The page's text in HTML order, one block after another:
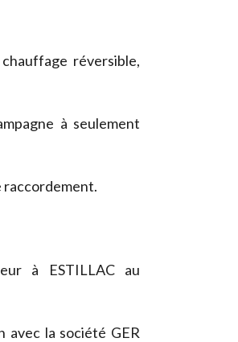
réversible,
à seulement
raccordement.
à ESTILLAC au
la société GER